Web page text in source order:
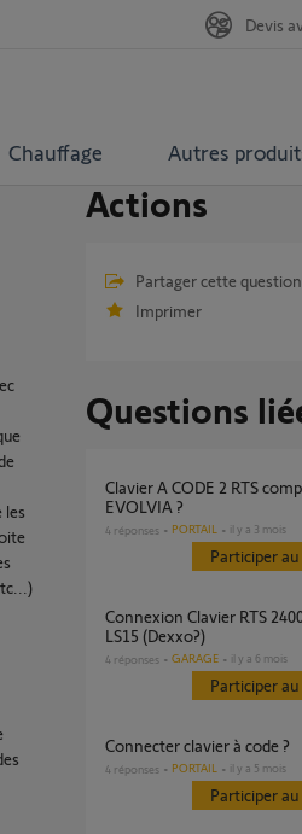
Chauffage Autres
Devis
les
Actions
Partager cette question
Imprimer
Questions
clavier A CODE 2 RTS compatible avec
EVOLVIA ?
4 réponses PORTAIL il y a 3 mois
Participer
Connexion Clavier RTS 2400625 avec moteur
LS15 (Dexxo?)
4 réponses GARAGE il y a 6 mois
Participer
Connecter clavier à code ?
4 réponses PORTAIL il y a 5 mois
Participer